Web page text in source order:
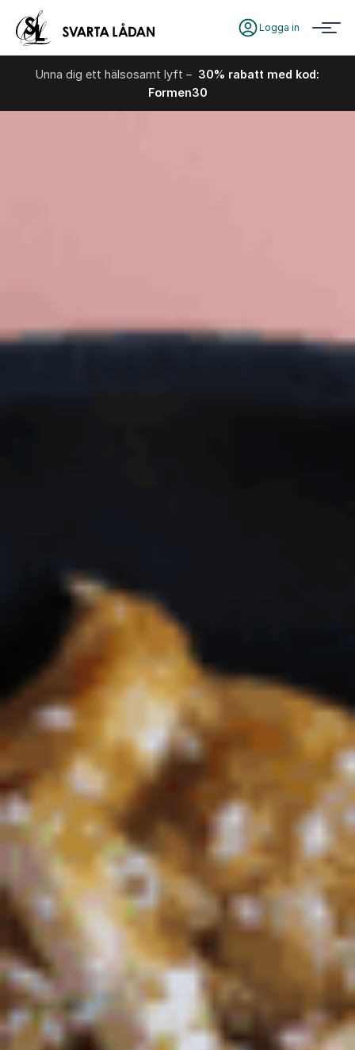
Logga in
Unna dig ett hälsosamt lyft – 30% rabatt med kod:
Formen30